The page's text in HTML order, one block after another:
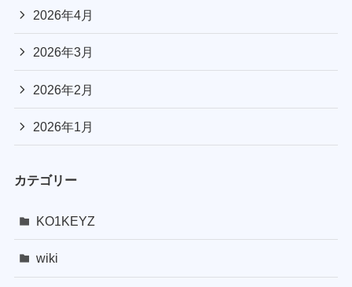
2026年4月
2026年3月
2026年2月
2026年1月
カテゴリー
KO1KEYZ
wiki